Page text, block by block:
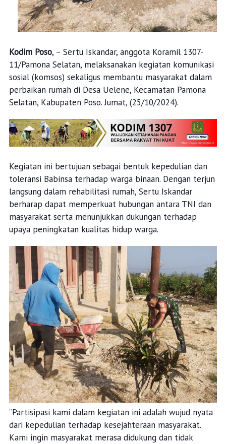
Kodim Poso, – Sertu Iskandar, anggota Koramil 1307-
11/Pamona Selatan, melaksanakan kegiatan komunikasi
sosial (komsos) sekaligus membantu masyarakat dalam
perbaikan rumah di Desa Uelene, Kecamatan Pamona
Selatan, Kabupaten Poso. Jumat, (25/10/2024).
Kegiatan ini bertujuan sebagai bentuk kepedulian dan
toleransi Babinsa terhadap warga binaan. Dengan terjun
langsung dalam rehabilitasi rumah, Sertu Iskandar
berharap dapat memperkuat hubungan antara TNI dan
masyarakat serta menunjukkan dukungan terhadap
upaya peningkatan kualitas hidup warga.
“Partisipasi kami dalam kegiatan ini adalah wujud nyata
dari kepedulian terhadap kesejahteraan masyarakat.
Kami ingin masyarakat merasa didukung dan tidak